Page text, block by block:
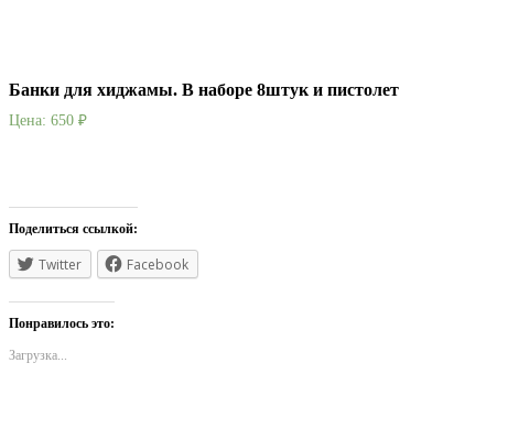
Банки для хиджамы. В наборе 8штук и пистолет
Цена: 650 ₽
Поделиться ссылкой:
Twitter Facebook
Понравилось это:
Загрузка...